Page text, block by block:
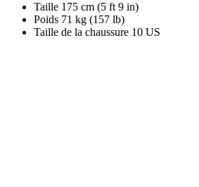
Taille 175 cm (5 ft 9 in)
Poids 71 kg (157 lb)
Taille de la chaussure 10 US